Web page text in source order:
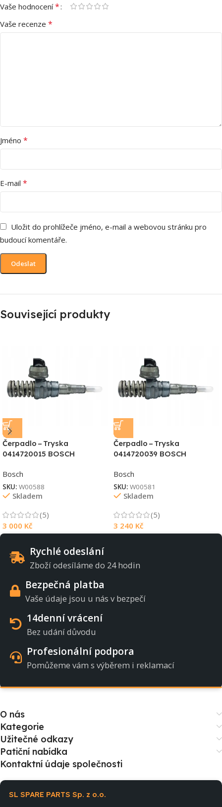
Vaše hodnocení*
Vaše recenze *
Jméno *
E-mail *
Uložit do prohlížeče jméno, e-mail a webovou stránku pro
budoucí komentáře.
Související produkty
Čerpadlo – Tryska
0414720015 BOSCH
Bosch
SKU: W00588
Skladem
(5)
3 000 Kč
Čerpadlo – Tryska
0414720039 BOSCH
Bosch
SKU: W00581
Skladem
(5)
3 240 Kč
Rychlé odeslání
Zboží odesíláme do 24 hodin
Bezpečná platba
Vaše údaje jsou u nás v bezpečí
14denní vrácení
Bez udání důvodu
Profesionální podpora
Pomůžeme vám s výběrem i reklamací
O nás
Kategorie
Užitečné odkazy
Patiční nabídka
Kontaktní údaje společnosti
SL SPARE PARTS Sp. z o.o.